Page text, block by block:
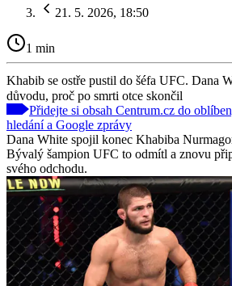
21. 5. 2026, 18:50
1 min
Khabib se ostře pustil do šéfa UFC. Dana
důvodu, proč po smrti otce skončil
Přidejte si obsah Centrum.cz do
hledání a Google zprávy
Dana White spojil konec Khabiba
Bývalý šampion UFC to odmítl a znovu
svého odchodu.